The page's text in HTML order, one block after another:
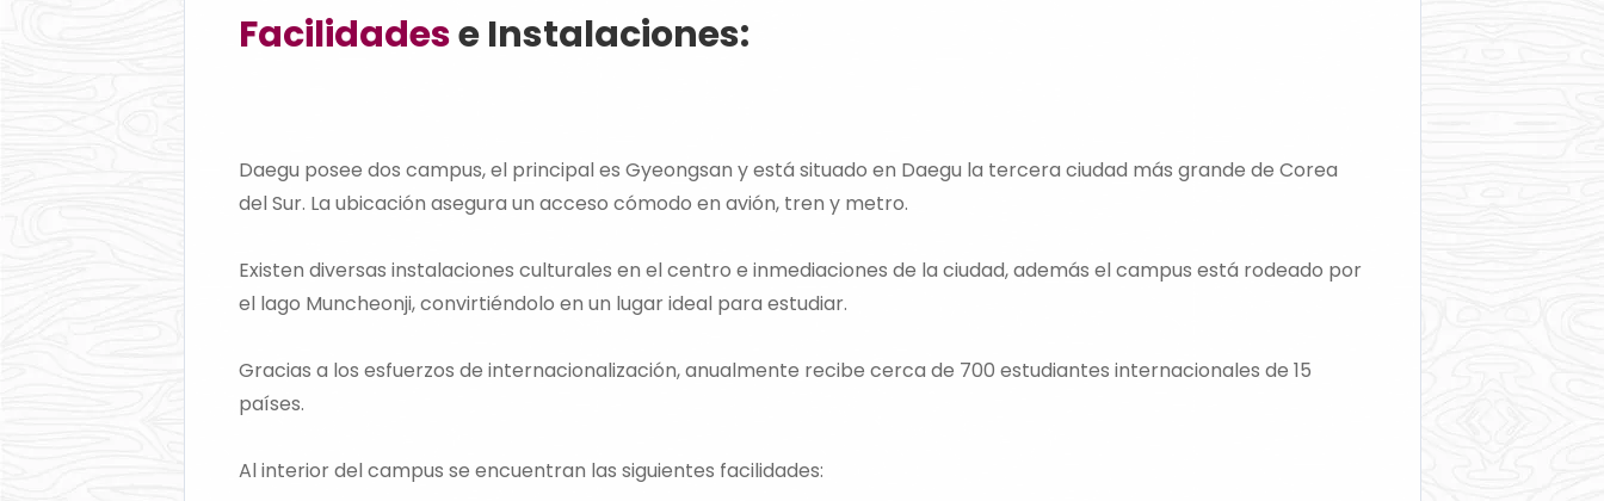
Facilidadese Instalaciones:
Daegu posee dos campus, el principal es Gyeongsan y está situado en Daegu la tercera ciudad más grande de Corea
del Sur. La ubicación asegura un acceso cómodo en avión, tren y metro.
Existen diversas instalaciones culturales en el centro e inmediaciones de la ciudad, además el campus está rodeado por
el lago Muncheonji, convirtiéndolo en un lugar ideal para estudiar.
Gracias a los esfuerzos de internacionalización, anualmente recibe cerca de 700 estudiantes internacionales de 15
países.
Al interior del campus se encuentran las siguientes facilidades: